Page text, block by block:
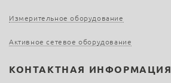
Измерительное оборудование
Активное сетевое оборудование
КОНТАКТНАЯ ИНФОРМАЦИЯ